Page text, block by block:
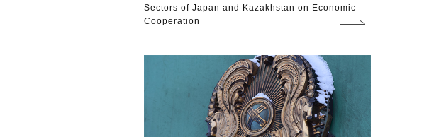
Sectors of Japan and Kazakhstan on Economic
Cooperation